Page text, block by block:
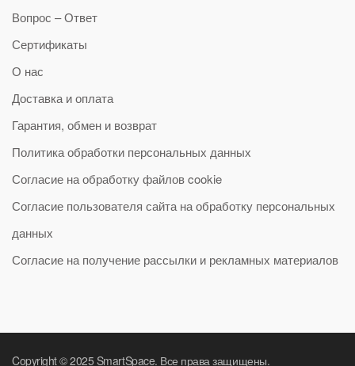
Вопрос – Ответ
Сертификаты
О нас
Доставка и оплата
Гарантия, обмен и возврат
Политика обработки персональных данных
Согласие на обработку файлов cookie
Согласие пользователя сайта на обработку персональных
данных
Согласие на получение рассылки и рекламных материалов
Copyright © 2025 SmartSpace. Все права защищены.